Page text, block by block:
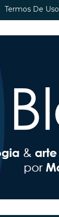
Termos De Uso